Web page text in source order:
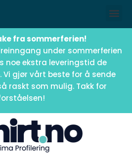
fra sommerferien!
under sommerferien
noe ekstra leveringstid de
gjør vårt beste for å sende
raskt som mulig. Takk for